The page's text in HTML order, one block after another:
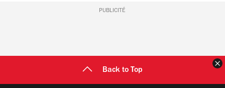
PUBLICITÉ
Back to Top